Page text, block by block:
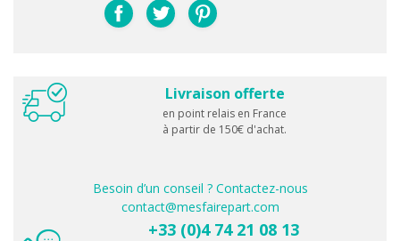
Livraison offerte
en point relais en France
à partir de 150€ d'achat.
Besoin d’un conseil ? Contactez-nous
contact@mesfairepart.com
+33 (0)4 74 21 08 13